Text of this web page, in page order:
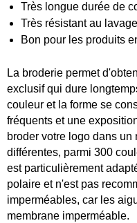
Très longue durée de
Très résistant au
Bon pour les produits
La broderie permet
exclusif qui dure
couleur et la forme se
fréquents et une
broder votre logo dans
différentes, parmi 300
est particulièrement
polaire et n'est pas
imperméables, car les
membrane imperméable.